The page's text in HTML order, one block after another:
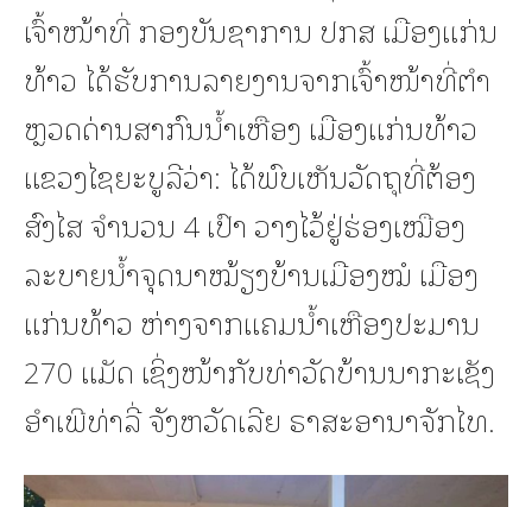
ເຈົ້າໜ້າທີ່ ກອງບັນຊາການ ປກສ ເມືອງແກ່ນ
ທ້າວ ໄດ້ຮັບການລາຍງານຈາກເຈົ້າໜ້າທີ່ຕໍາ
ຫຼວດດ່ານສາກົນນໍ້າເຫືອງ ເມືອງແກ່ນທ້າວ
ແຂວງໄຊຍະບູລີວ່າ: ໄດ້ພົບເຫັນວັດຖຸທີ່ຕ້ອງ
ສົງໄສ ຈໍານວນ 4 ເປົາ ວາງໄວ້ຢູ່ຮ່ອງເໝືອງ
ລະບາຍນໍ້າຈຸດນາໝ້ຽງບ້ານເມືອງໝໍ ເມືອງ
ແກ່ນທ້າວ ຫ່າງຈາກແຄມນໍ້າເຫືອງປະມານ
270 ແມັດ ເຊິ່ງໜ້າກັບທ່າວັດບ້ານນາກະເຊັງ
ອໍາເພີທ່າລີ່ ຈັງຫວັດເລີຍ ຣາສະອານາຈັກໄທ.